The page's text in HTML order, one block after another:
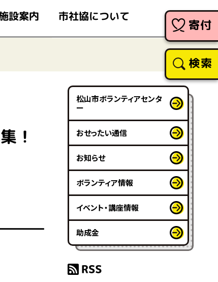
設案内 市社協について
寄付
検索
！
松山市ボランティアセンタ
ー
おせったい通信
お知らせ
ボランティア情報
イベント・講座情報
助成金